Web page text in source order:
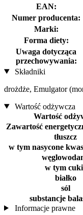
EAN:
Numer producenta:
Marki:
Forma diety:
Uwaga dotycząca
przechowywania:
Składniki
drożdże, Emulgator
Wartość odżywcza
Wartość
Zawartość
tłuszcz
w tym nasycone
w tym
białko
sól
substancje
Informacje prawne